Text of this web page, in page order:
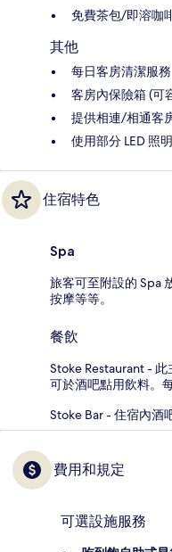
免費茶包/即溶咖
其他
每日客房清潔服務
客房內保險箱 (可
提供相連/相通客
使用部分 LED 照明
住宿特色
Spa
旅客可至附設的 Spa
按摩等等。
餐飲
Stoke Restaurant -
可於酒吧點用飲料。
Stoke Bar - 住宿內酒
費用和規定
可選設施服務